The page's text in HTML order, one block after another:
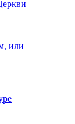
или